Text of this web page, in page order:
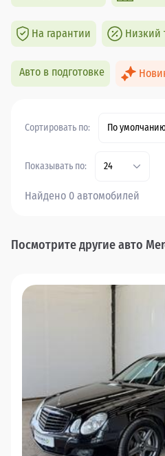
На гарантии Низкий
Авто в подготовке
Сортировать по: По
Показывать по: 24
Найдено 0 автомобилей
Посмотрите другие авто